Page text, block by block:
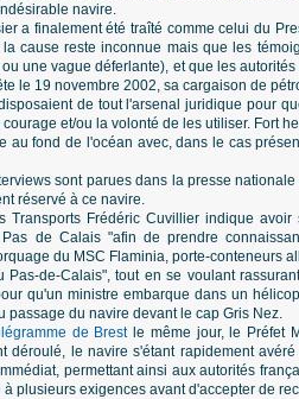
navire.
a finalement été traîté comme celui du
cause reste inconnue mais que les
une vague déferlante), et que les
le 19 novembre 2002, sa cargaison de
de tout l'arsenal juridique pour
et/ou la volonté de les utiliser. Fort
au fond de l'océan avec, dans le cas
sont parues dans la presse
réservé à ce navire.
Transports Frédéric Cuvillier indique
de Calais "afin de prendre
du MSC Flaminia, porte-conteneurs
de-Calais", tout en se voulant
qu'un ministre embarque dans un
passage du navire devant le cap Gris Nez.
de Brestle même jour, le Préfet
déroulé, le navire s'étant rapidement
permettant ainsi aux autorités
plusieurs exigences avant d'accepter de